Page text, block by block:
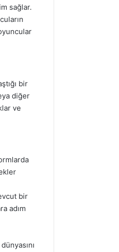
sağlar.
bir
diğer
ve
bir
adım